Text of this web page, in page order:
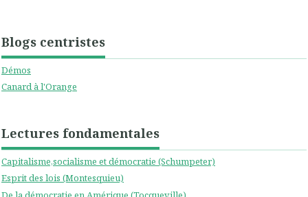
Blogs centristes
Démos
Canard à l'Orange
Lectures fondamentales
Capitalisme,socialisme et démocratie (Schumpeter)
Esprit des lois (Montesquieu)